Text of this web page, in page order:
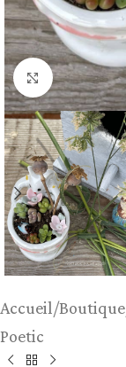
Agrandir
Accueil/Boutique
Poetic